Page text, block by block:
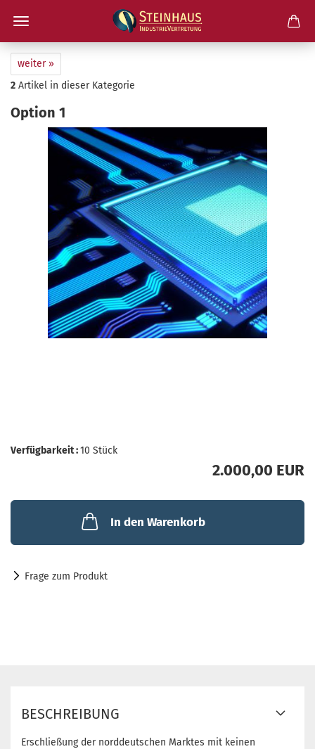
weiter »
2 Artikel in dieser Kategorie
Op­ti­on 1
Verfügbarkeit :10 Stück
2.000,00 EUR
In den Warenkorb
Frage zum Produkt
BESCHREIBUNG
Erschließung der norddeutschen Marktes mit keinen